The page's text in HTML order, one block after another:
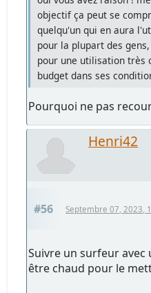
objectif ça peut se
quelqu'un qui en aura
pour la plupart des
pour une utilisation très
budget dans ses
Pourquoi ne pas
Henri42
#56 Septembre 07, 2023,
Suivre un surfeur
être chaud pour le